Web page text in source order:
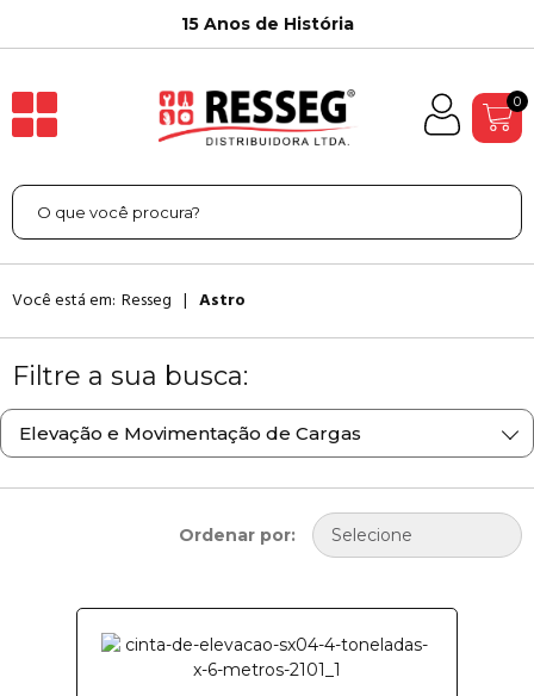
15 Anos de História
0
Você está em: Resseg Astro
Filtre a sua busca:
Elevação e Movimentação de Cargas
Ordenar por: